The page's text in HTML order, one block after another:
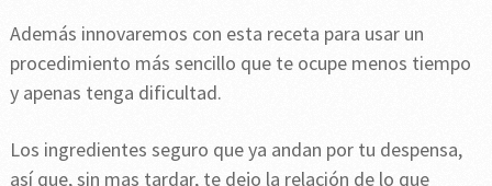
Además innovaremos con esta receta para usar un
procedimiento más sencillo que te ocupe menos tiempo
y apenas tenga dificultad.
Los ingredientes seguro que ya andan por tu despensa,
así que, sin mas tardar, te dejo la relación de lo que